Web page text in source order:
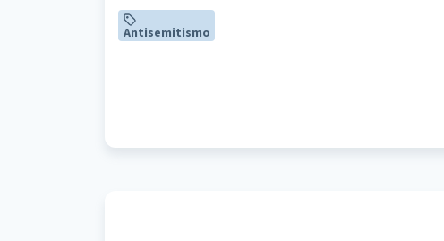
Antisemitismo